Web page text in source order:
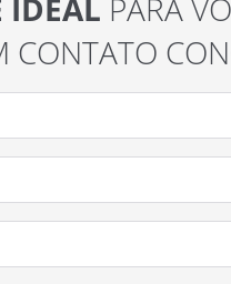
IDEAL PARA
CONTATO